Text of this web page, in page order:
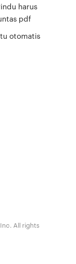
harus
pdf
otomatis
All rights